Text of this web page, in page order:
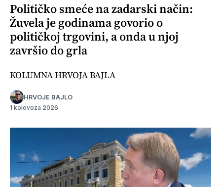
Političko smeće na zadarski način:
Žuvela je godinama govorio o
političkoj trgovini, a onda u njoj
završio do grla
KOLUMNA HRVOJA BAJLA
HRVOJE BAJLO
1 kolovoza 2026